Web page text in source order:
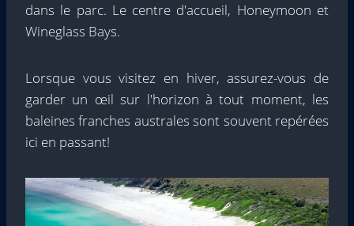
dans le parc. Le centre d'accueil, Honeymoon et
Wineglass Bays.
Lorsque vous visitez en hiver, assurez-vous de
garder un œil sur l'horizon à tout moment, les
baleines franches australes sont souvent repérées
ici en passant!